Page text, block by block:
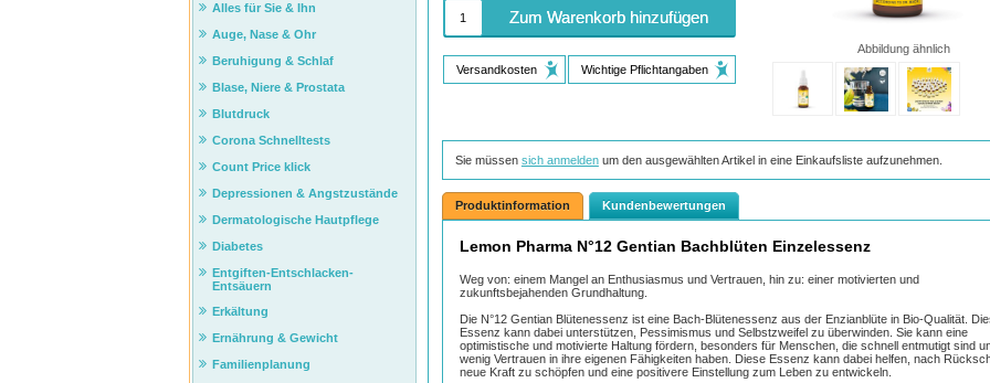
Abbildung ähnlich
Zum Warenkorb hinzufügen
Versandkosten Wichtige Pflichtangaben
Sie müssen sich anmeldenum den ausgewählten Artikel in eine Einkaufsliste aufzunehmen.
Produktinformation Kundenbewertungen
Lemon Pharma N°12 Gentian Bachblüten Einzelessenz
Weg von: einem Mangel an Enthusiasmus und Vertrauen, hin zu: einer motivierten und
zukunftsbejahenden Grundhaltung.
Die N°12 Gentian Blütenessenz ist eine Bach-Blütenessenz aus der Enzianblüte in Bio-Qualität.
Essenz kann dabei unterstützen, Pessimismus und Selbstzweifel zu überwinden. Sie kann eine
optimistische und motivierte Haltung fördern, besonders für Menschen, die schnell entmutigt sind
wenig Vertrauen in ihre eigenen Fähigkeiten haben. Diese Essenz kann dabei helfen, nach
neue Kraft zu schöpfen und eine positivere Einstellung zum Leben zu entwickeln.
Alles für Sie & Ihn
Auge, Nase & Ohr
Beruhigung & Schlaf
Blase, Niere & Prostata
Blutdruck
Corona Schnelltests
Count Price klick
Depressionen & Angstzustände
Dermatologische Hautpflege
Diabetes
Entgiften-Entschlacken-
Entsäuern
Erkältung
Ernährung & Gewicht
Familienplanung